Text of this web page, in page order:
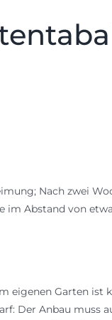
Nach zwei
Abstand von
eigenen Garten ist
Der Anbau muss